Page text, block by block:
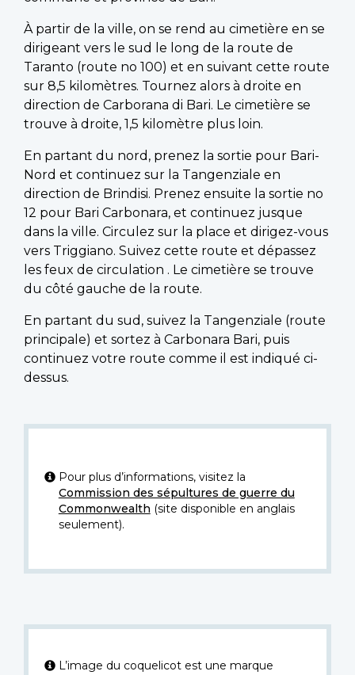
À partir de la ville, on se rend au cimetière en se
dirigeant vers le sud le long de la route de
Taranto (route no 100) et en suivant cette route
sur 8,5 kilomètres. Tournez alors à droite en
direction de Carborana di Bari. Le cimetière se
trouve à droite, 1,5 kilomètre plus loin.
En partant du nord, prenez la sortie pour Bari-
Nord et continuez sur la Tangenziale en
direction de Brindisi. Prenez ensuite la sortie no
12 pour Bari Carbonara, et continuez jusque
dans la ville. Circulez sur la place et dirigez-vous
vers Triggiano. Suivez cette route et dépassez
les feux de circulation . Le cimetière se trouve
du côté gauche de la route.
En partant du sud, suivez la Tangenziale (route
principale) et sortez à Carbonara Bari, puis
continuez votre route comme il est indiqué ci-
dessus.
Pour plus d’informations, visitez la
Commission des sépultures de guerre du
Commonwealth (site disponible en anglais
seulement).
L’image du coquelicot est une marque